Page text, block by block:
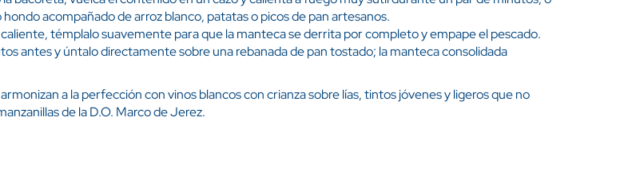
acompañado de arroz blanco, patatas o picos de pan artesanos.
témplalo suavemente para que la manteca se derrita por completo y empape el pescado.
antes y úntalo directamente sobre una rebanada de pan tostado; la manteca consolidada
a la perfección con vinos blancos con crianza sobre lías, tintos jóvenes y ligeros que no
de la D.O. Marco de Jerez.